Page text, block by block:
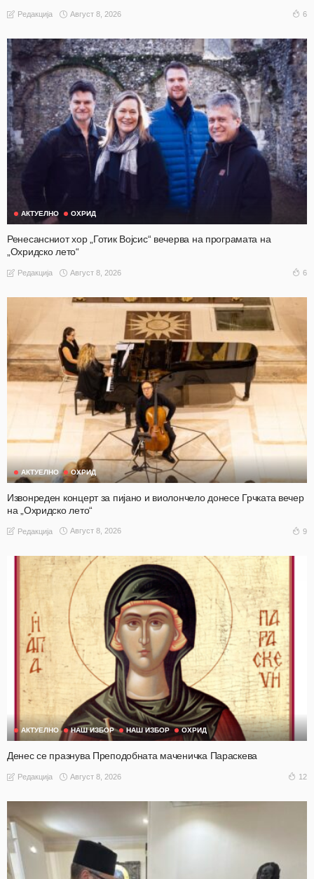
Редакција Август 8, 2026 6
АКТУЕЛНО ОХРИД
Ренесансниот хор „Готик Војсис“ вечерва на програмата на
„Охридско лето“
Редакција Август 8, 2026 6
АКТУЕЛНО ОХРИД
Извонреден концерт за пијано и виолончело донесе Грчката вечер
на „Охридско лето“
Редакција Август 8, 2026 9
АКТУЕЛНО НАШ ИЗБОР НАШ ИЗБОР ОХРИД
Денес се празнува Преподобната маченичка Параскева
Редакција Август 8, 2026 12